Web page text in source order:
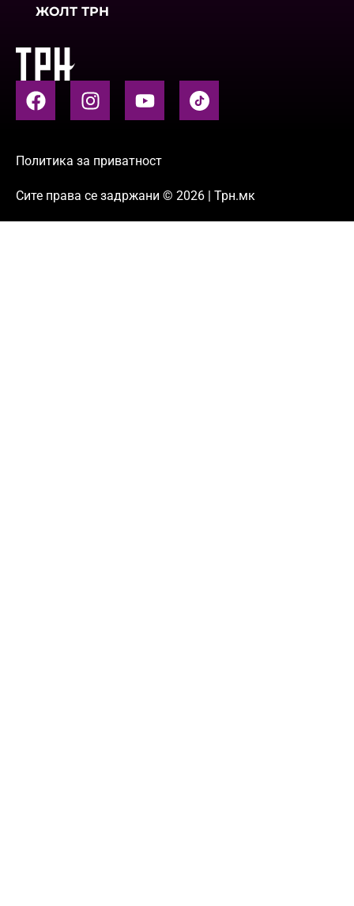
ЖОЛТ ТРН
Политика за приватност
Сите права се задржани © 2026 | Трн.мк